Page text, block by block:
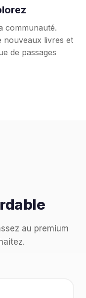
communauté.
nouveaux livres et
de passages
au premium